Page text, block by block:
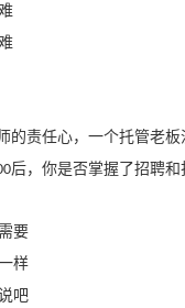
的责任心，一个托管老
后，你是否掌握了招聘
要
样
吧